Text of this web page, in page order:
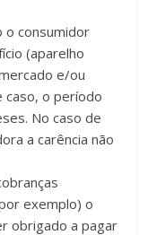
o consumidor
(aparelho
e/ou
caso, o período
No caso de
a carência não
exemplo) o
obrigado a pagar